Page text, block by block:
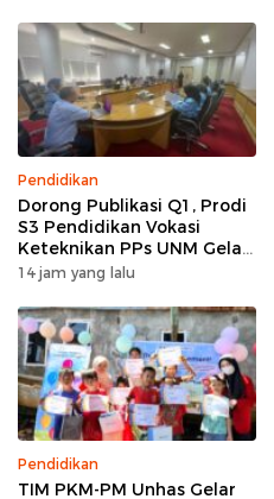
Pendidikan
Dorong Publikasi Q1, Prodi
S3 Pendidikan Vokasi
Keteknikan PPs UNM Gelar
Workshop Artikel Ilmiah
14 jam yang lalu
Pendidikan
TIM PKM-PM Unhas Gelar